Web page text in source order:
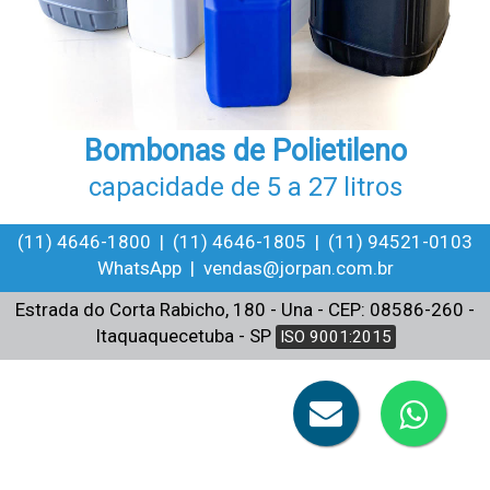
Bombonas de Polietileno
capacidade de 5 a 27 litros
(11) 4646-1800 | (11) 4646-1805 | (11) 94521-0103
WhatsApp | vendas@jorpan.com.br
Estrada do Corta Rabicho, 180 - Una - CEP: 08586-260 -
Itaquaquecetuba - SP ISO 9001:2015